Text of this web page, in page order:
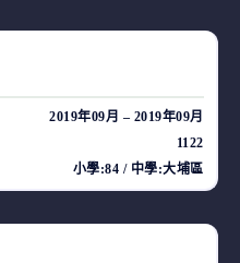
2019年09月 – 2019年09月
1122
小學:84 / 中學:大埔區